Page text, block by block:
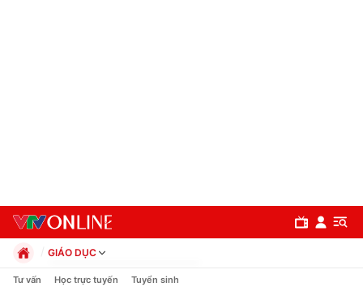
GIÁO DỤC
Chính trị
Tư vấn Học trực tuyến Tuyển sinh